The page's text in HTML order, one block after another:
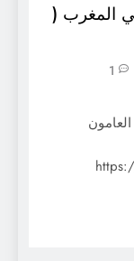
المغرب (
1